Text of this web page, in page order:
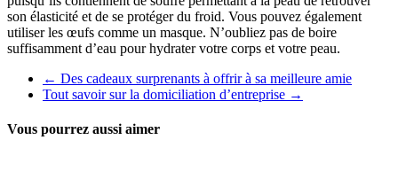
son élasticité et de se protéger du froid. Vous pouvez également
utiliser les œufs comme un masque. N’oubliez pas de boire
suffisamment d’eau pour hydrater votre corps et votre peau.
← Des cadeaux surprenants à offrir à sa meilleure amie
Tout savoir sur la domiciliation d’entreprise →
Vous pourrez aussi aimer